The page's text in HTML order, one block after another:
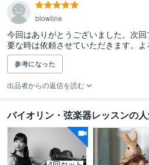
blowline
今回はありがとうございました。次
要な時は依頼させていただきます。よ
参考になった
出品者からの返信を読む
バイオリン・弦楽器レッスンの